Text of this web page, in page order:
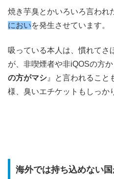
焼き芋臭とかいろいろ言われ
においを発生させています。
吸っている本人は、慣れてさ
が、非喫煙者や非iQOSの方
の方がマシ 』と言われること
様、臭いエチケットもしっか
海外では持ち込めない